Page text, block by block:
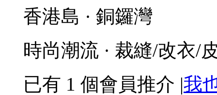
香港島 · 銅鑼灣
時尚潮流 · 裁縫/改衣/
已有 1 個會員推介 |我